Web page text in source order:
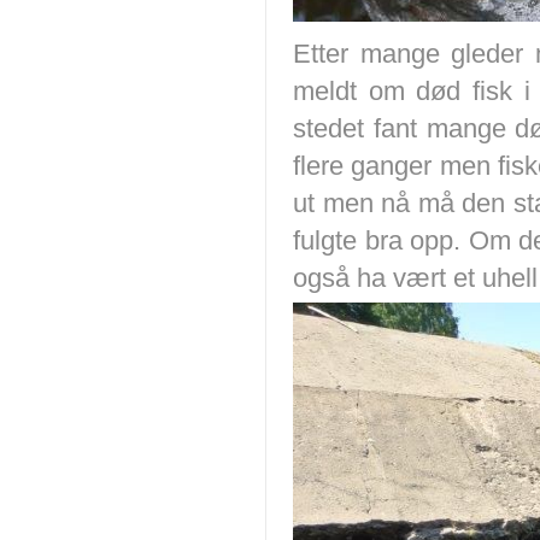
Etter mange
meldt om død fisk
stedet fant mange
flere ganger men
ut men nå må den
fulgte bra opp. Om
også ha vært et